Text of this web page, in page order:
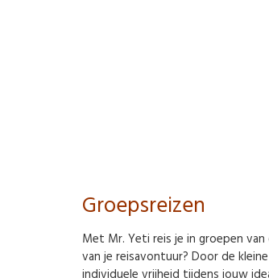
Groepsreizen
Met Mr. Yeti reis je in groepen
van je reisavontuur? Door de